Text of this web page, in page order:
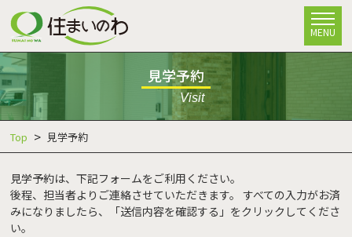
MENU
見学予約
Visit
Top 見学予約
見学予約は、下記フォームをご利用ください。
後程、担当者よりご連絡させていただきます。 すべての入力がお済
みになりましたら、「送信内容を確認する」をクリックしてくださ
い。